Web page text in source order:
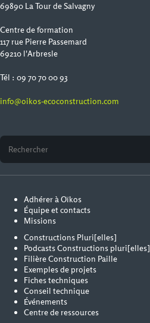
69890 La Tour de Salvagny
Centre de formation
117 rue Pierre Passemard
69210 l'Arbresle
Tél : 09 70 70 00 93
info@oikos-ecoconstruction.com
Adhérer à Oïkos
Équipe et contacts
Missions
Constructions Pluri[elles]
Podcasts Constructions pluri[elles]
Filière Construction Paille
Exemples de projets
Fiches techniques
Conseil technique
Événements
Centre de ressources